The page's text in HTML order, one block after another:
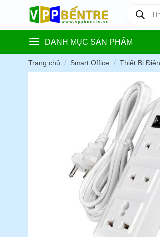
content
kiếm
phẩm
DANH MỤC SẢN PHẨM
Trang chủ / Smart Office / Thiết Bị Điện